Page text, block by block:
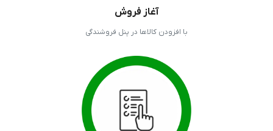
آغاز فروش
با افزودن کالاها در پنل فروشندگی